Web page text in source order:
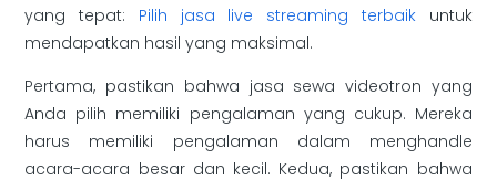
yang tepat: Pilih jasa live streaming terbaikuntuk
mendapatkan hasil yang maksimal.
Pertama, pastikan bahwa jasa sewa videotron yang
Anda pilih memiliki pengalaman yang cukup. Mereka
harus memiliki pengalaman dalam menghandle
acara-acara besar dan kecil. Kedua, pastikan bahwa